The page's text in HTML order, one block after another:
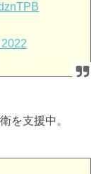
を支援中。